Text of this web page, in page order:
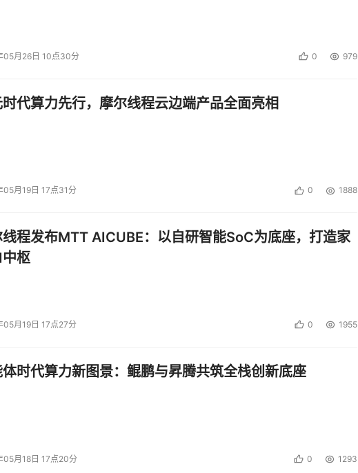
05月26日 10点30分 0 979
代算力先行，摩尔线程云边端产品全面亮相
05月19日 17点31分 0 1888
线程发布MTT AICUBE：以自研智能SoC为底座，打造家
枢
05月19日 17点27分 0 1955
时代算力新图景：鲲鹏与昇腾共筑全栈创新底座
05月18日 17点20分 0 1293